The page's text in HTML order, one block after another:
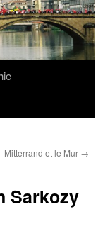
Mitterrand et le Mur →
Sarkozy